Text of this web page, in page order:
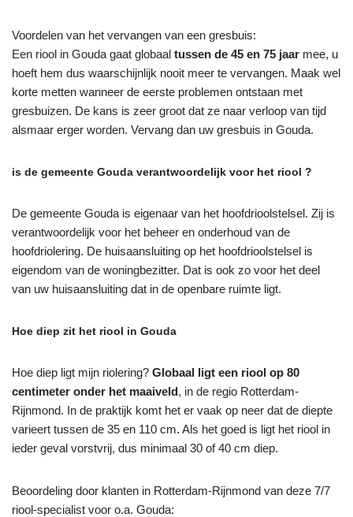
Voordelen van het vervangen van een gresbuis:
Een riool in Gouda gaat globaal tussen de 45 en 75 jaar mee, u
hoeft hem dus waarschijnlijk nooit meer te vervangen. Maak wel
korte metten wanneer de eerste problemen ontstaan met
gresbuizen. De kans is zeer groot dat ze naar verloop van tijd
alsmaar erger worden. Vervang dan uw gresbuis in Gouda.
is de gemeente Gouda verantwoordelijk voor het riool ?
De gemeente Gouda is eigenaar van het hoofdrioolstelsel. Zij is
verantwoordelijk voor het beheer en onderhoud van de
hoofdriolering. De huisaansluiting op het hoofdrioolstelsel is
eigendom van de woningbezitter. Dat is ook zo voor het deel
van uw huisaansluiting dat in de openbare ruimte ligt.
Hoe diep zit het riool in Gouda
Hoe diep ligt mijn riolering? Globaal ligt een riool op 80
centimeter onder het maaiveld, in de regio Rotterdam-
Rijnmond. In de praktijk komt het er vaak op neer dat de diepte
varieert tussen de 35 en 110 cm. Als het goed is ligt het riool in
ieder geval vorstvrij, dus minimaal 30 of 40 cm diep.
Beoordeling door klanten in Rotterdam-Rijnmond van deze 7/7
riool-specialist voor o.a. Gouda: